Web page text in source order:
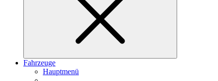
Fahrzeuge
Hauptmenü